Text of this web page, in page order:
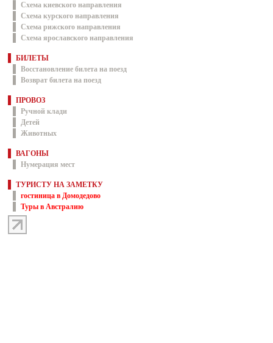
Схема киевского направления
Схема курского направления
Схема рижского направления
Схема ярославского направления
БИЛЕТЫ
Восстановление билета на поезд
Возврат билета на поезд
ПРОВОЗ
Ручной клади
Детей
Животных
ВАГОНЫ
Нумерация мест
ТУРИСТУ НА ЗАМЕТКУ
гостиница в Домодедово
Туры в Австралию